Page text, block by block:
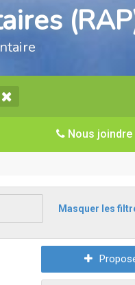
Nous joindre
Masquer les